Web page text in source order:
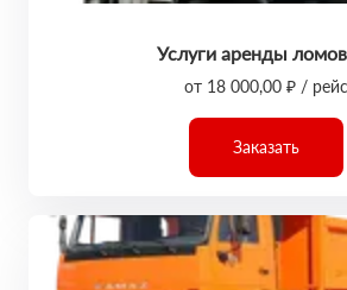
Услуги аренды
от 18 000,00 ₽ / рейс
Заказать